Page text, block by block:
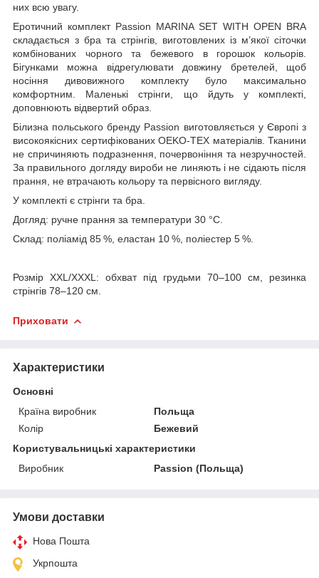
них всю увагу.
Еротичний комплект Passion MARINA SET WITH OPEN BRA
складається з бра та стрінгів, виготовлених із м’якої сіточки
комбінованих чорного та бежевого в горошок кольорів.
Бігунками можна відрегулювати довжину бретелей, щоб
носіння дивовижного комплекту було максимально
комфортним. Маленькі стрінги, що йдуть у комплекті,
доповнюють відвертий образ.
Білизна польського бренду Passion виготовляється у Європі з
високоякісних сертифікованих OEKO-TEX матеріалів. Тканини
не спричиняють подразнення, почервоніння та незручностей.
За правильного догляду вироби не линяють і не сідають після
прання, не втрачають кольору та первісного вигляду.
У комплекті є стрінги та бра.
Догляд: ручне прання за температури 30 °C.
Склад: поліамід 85 %, еластан 10 %, поліестер 5 %.
Розмір XXL/XXXL: обхват під грудьми 70–100 см, резинка
стрінгів 78–120 см.
Приховати
Характеристики
Основні
Країна виробник
Польща
Колір
Бежевий
Користувальницькі характеристики
Виробник
Passion (Польща)
Умови доставки
Нова Пошта
Укрпошта